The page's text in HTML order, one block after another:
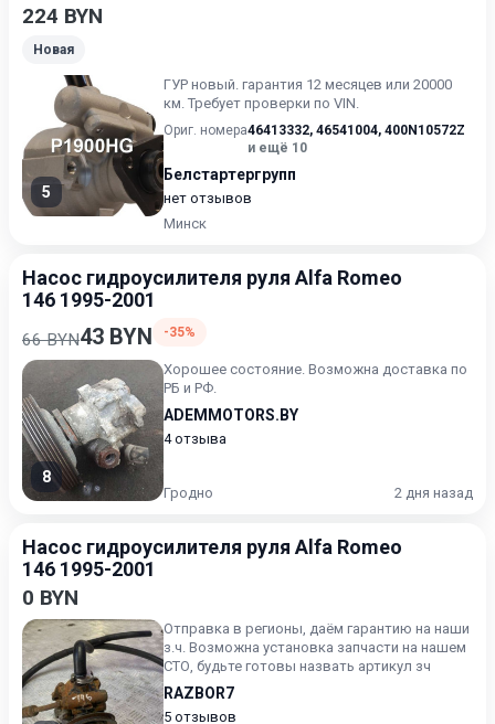
224 BYN
Новая
5
ГУР нoвый. гарантия 12 месяцев или 20000
км. Требует проверки по VIN.
Ориг. номера46413332, 46541004, 400N10572Z
и ещё 10
Белстартергрупп
нет отзывов
Минск
Насос гидроусилителя руля Alfa Romeo
146 1995-2001
66 BYN43 BYN -35%
8
Хорошее состояние. Возможна доставка по
РБ и РФ.
ADEMMOTORS.BY
4 отзыва
Гродно 2 дня назад
Насос гидроусилителя руля Alfa Romeo
146 1995-2001
0 BYN
Отправка в регионы, даём гарантию на наши
з.ч. Возможна установка запчасти на нашем
СТО, будьте готовы назвать артикул зч
RAZBOR7
5 отзывов